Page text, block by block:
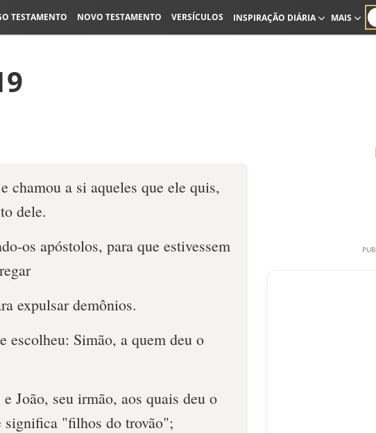
TESTAMENTO NOVO TESTAMENTO VERSÍCULOS INSPIRAÇÃO DIÁRIA MAIS
chamou a si aqueles que ele quis,
dele.
os apóstolos, para que estivessem
expulsar demônios.
escolheu: Simão, a quem deu o
João, seu irmão, aos quais deu o
significa "filhos do trovão";